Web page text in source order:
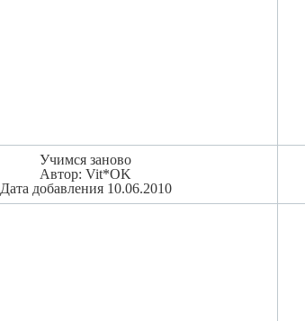
Учимся заново
Автор: Vit*OK
Дата добавления 10.06.2010